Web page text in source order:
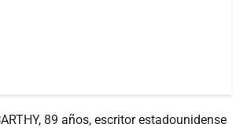
89 años, escritor estadounidense